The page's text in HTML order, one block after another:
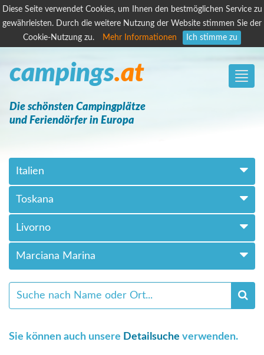
Diese Seite verwendet Cookies, um Ihnen den bestmöglichen Service zu
gewährleisten. Durch die weitere Nutzung der Website stimmen Sie der
Cookie-Nutzung zu.
Mehr Informationen Ich stimme zu
Toggle
campings.at
Die schönsten Campingplätze
und Feriendörfer in Europa
Italien
Toskana
Livorno
Marciana Marina
Sie können auch unsere Detailsuche verwenden.